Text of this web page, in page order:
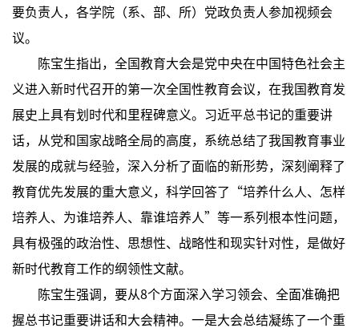
要负责人，各学院（系、部、所）党政负责人参加视频会
议。
陈宝生指出，全国教育大会是党中央在中国特色社会主
义进入新时代召开的第一次全国性教育会议，在我国教育发
展史上具有划时代和里程碑意义。习近平总书记的重要讲
话，从党和国家战略全局的高度，系统总结了我国教育事业
发展的成就与经验，深入分析了面临的新形势，深刻阐释了
教育优先发展的重大意义，科学回答了“培养什么人、怎样
培养人、为谁培养人、靠谁培养人”等一系列根本性问题，
具有极强的政治性、思想性、战略性和现实针对性，是做好
新时代教育工作的纲领性文献。
陈宝生强调，要从8个方面深入学习领会、全面准确把
握总书记重要讲话和大会精神。一是大会总结凝练了一个重